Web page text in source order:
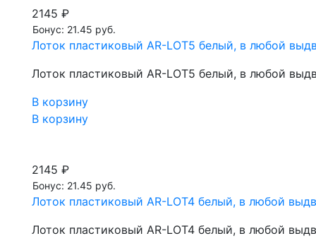
2145 ₽
Бонус: 21.45 руб.
Лоток пластиковый AR-LOT5 белый, в любой
Лоток пластиковый AR-LOT5 белый, в любой
В корзину
В корзину
2145 ₽
Бонус: 21.45 руб.
Лоток пластиковый AR-LOT4 белый, в любой
Лоток пластиковый AR-LOT4 белый, в любой